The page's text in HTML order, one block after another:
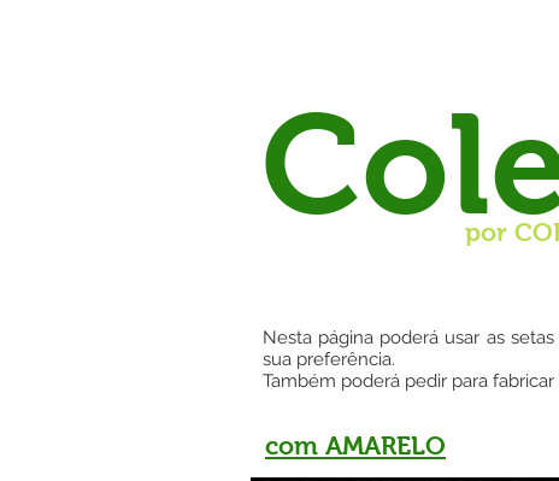
por
Nesta página poderá usar as
sua preferência.
Também poderá pedir para
com AMARELO